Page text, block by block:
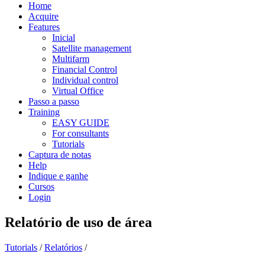
Home
Acquire
Features
Inicial
Satellite management
Multifarm
Financial Control
Individual control
Virtual Office
Passo a passo
Training
EASY GUIDE
For consultants
Tutorials
Captura de notas
Help
Indique e ganhe
Cursos
Login
Relatório de uso de área
Tutorials / Relatórios /